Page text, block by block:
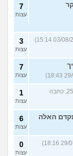
7
עצות
3
עצות
7
עצות
(lili, בת 25, כתבה
1
עצות
האלה 6
עצות
0
עצות